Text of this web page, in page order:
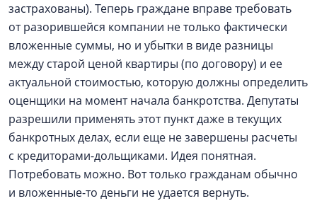
застрахованы). Теперь граждане вправе требовать
от разорившейся компании не только фактически
вложенные суммы, но и убытки в виде разницы
между старой ценой квартиры (по договору) и ее
актуальной стоимостью, которую должны определить
оценщики на момент начала банкротства. Депутаты
разрешили применять этот пункт даже в текущих
банкротных делах, если еще не завершены расчеты
с кредиторами-дольщиками. Идея понятная.
Потребовать можно. Вот только гражданам обычно
и вложенные-то деньги не удается вернуть.